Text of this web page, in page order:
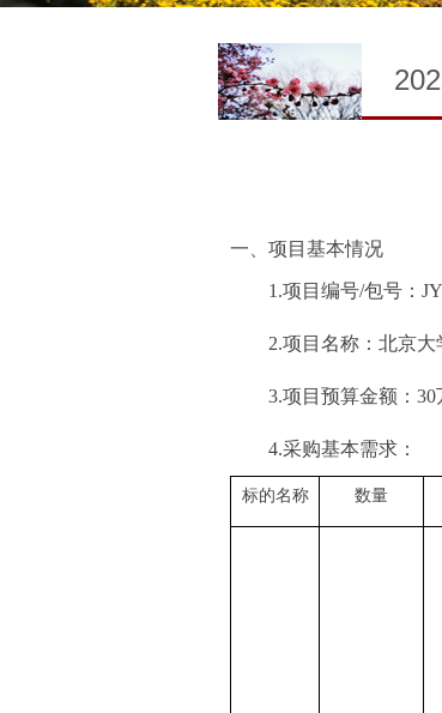
一、项目基本情况
1.项目编号/包号：
2.项目名称： 北京大
3.项目预算金额： 30
4.采购基本需求 ：
标的名称 数量